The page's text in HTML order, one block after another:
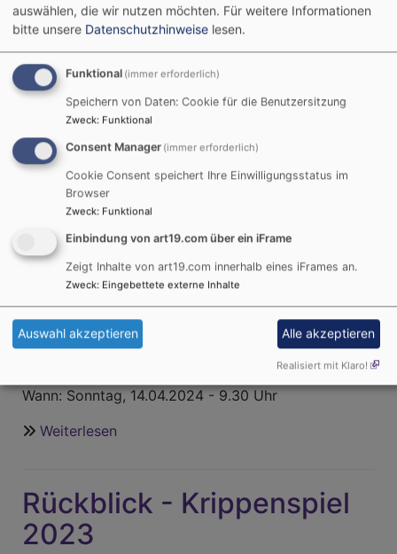
Bildrechte Kirchengemeinde Unternbibert
Stationengottesdienst für Groß und Klein von
unseren Jugendlichen erfahrbar gestaltet.
Die Kondirmanden stellen sich vor zum Thema:
Echt SCHAAAF - der gute Hirte!
Wann: Sonntag, 14.04.2024 - 9.30 Uhr
Weiterlesen
zu
Gottesdienst
Rückblick - Krippenspiel
2023
auswählen, die wir nutzen möchten. Für weitere Informationen
bitte unsere Datenschutzhinweise lesen.
Funktional (immer erforderlich)
Speichern von Daten: Cookie für die Benutzersitzung
Zweck: Funktional
Consent Manager (immer erforderlich)
Cookie Consent speichert Ihre Einwilligungsstatus im
Browser
Zweck: Funktional
Einbindung von art19.com über ein iFrame
Zeigt Inhalte von art19.com innerhalb eines iFrames an.
Zweck: Eingebettete externe Inhalte
Auswahl akzeptieren Alle akzeptieren
Realisiert mit Klaro!